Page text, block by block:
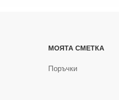
МОЯТА СМЕТКА
Поръчки